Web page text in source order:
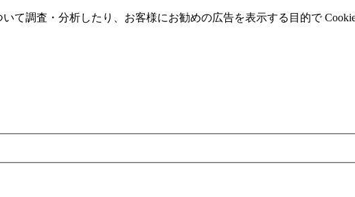
て調査・分析したり、お客様にお勧めの広告を表⽰する⽬的で